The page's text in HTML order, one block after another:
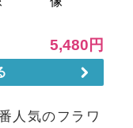
人気のフラワ